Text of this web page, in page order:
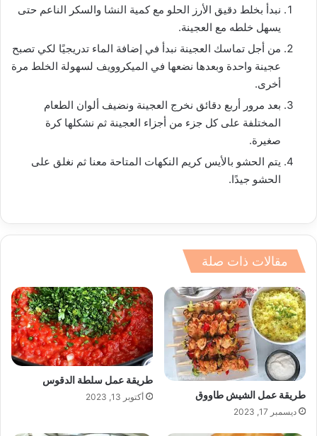
نبدأ بخلط دقيق الأرز الحلو مع كمية النشا والسكر الناعم حتى
يسهل خلطه مع العجينة.
من أجل تماسك العجينة نبدأ في إضافة الماء تدريجيًا لكي تصبح
عجينة واحدة وبعدها نضعها في الميكروويف لسهولة الخلط مرة
أخرى.
بعد مرور أربع دقائق نخرج العجينة ونضيف ألوان الطعام
المختلفة على كل جزء من أجزاء العجينة ثم نشكلها كرة
صغيرة.
يتم الحشو بالأيس كريم النكهات المتاحة معنا ثم نغلق على
الحشو جيدًا.
مقالات ذات صلة
طريقة عمل الشيش طاووق
ديسمبر 17, 2023
طريقة عمل سلطة الدقوس
أكتوبر 13, 2023